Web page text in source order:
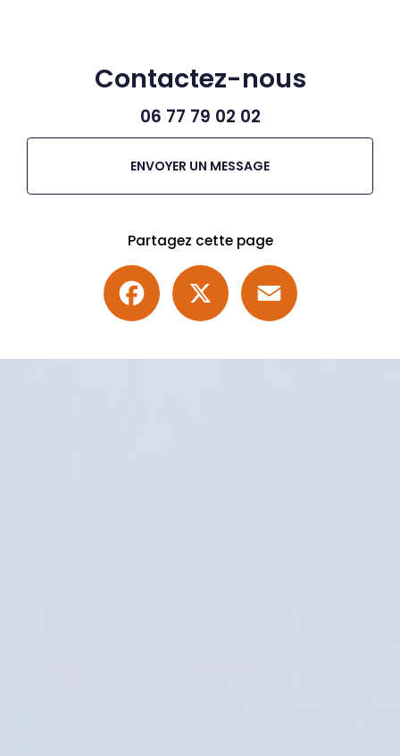
Contactez-nous
06 77 79 02 02
ENVOYER UN MESSAGE
Partagez cette page
Facebook